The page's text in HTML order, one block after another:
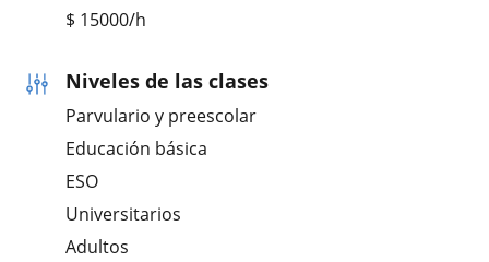
$ 15000/h
Niveles de las clases
Parvulario y preescolar
Educación básica
ESO
Universitarios
Adultos